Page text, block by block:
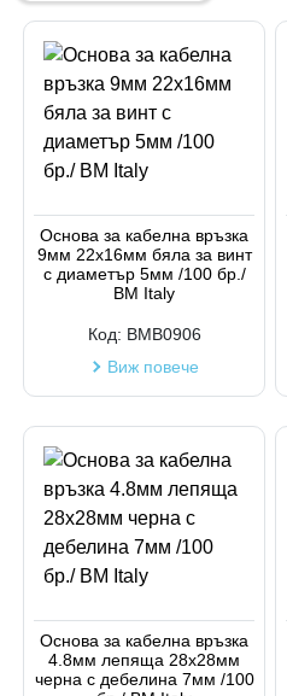
Име
Код на артикул
Основа за кабелна връзка
9мм 22х16мм бяла за винт
с диаметър 5мм /100 бр./
BM Italy
Код: BMB0906
Виж повече
Основа за кабелна връзка
4.8мм лепяща 28х28мм
черна с дебелина 7мм /100